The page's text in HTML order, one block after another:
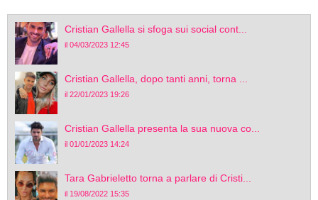
Cristian Gallella si sfoga sui social cont...
il 04/03/2023 12:45
Cristian Gallella, dopo tanti anni, torna ...
il 22/01/2023 19:26
Cristian Gallella presenta la sua nuova co...
il 01/01/2023 14:24
Tara Gabrieletto torna a parlare di Cristi...
il 19/08/2022 15:35